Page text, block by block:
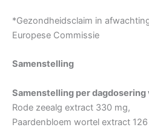
*Gezondheidsclaim in
Europese Commissie
Samenstelling
Samenstelling per
Rode zeealg extract 330 mg,
Paardenbloem wortel extract